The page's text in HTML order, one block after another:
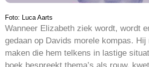
Foto: Luca Aarts
Wanneer Elizabeth ziek wordt, wordt
gedaan op Davids morele kompas. Hij
maken die hem telkens in lastige